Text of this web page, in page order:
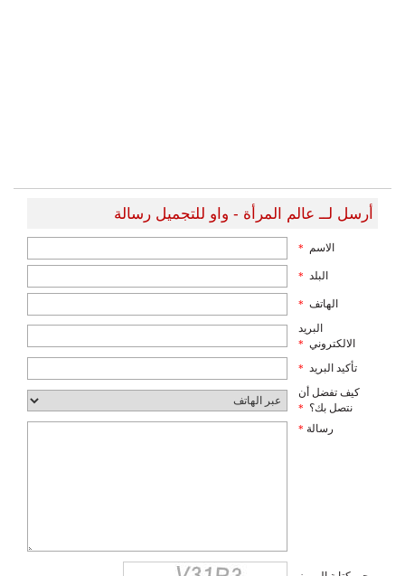
أرسل لــ عالم المرأة - واو للتجميل رسالة
الاسم *
البلد *
الهاتف *
البريد
الالكتروني *
تأكيد البريد *
كيف تفضل أن
نتصل بك؟ *
رسالة *